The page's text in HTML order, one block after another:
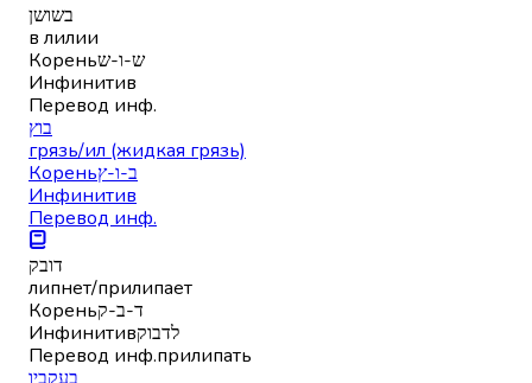
בשושן
в лилии
Кореньש-ו-ש
Инфинитив
Перевод инф.
בוץ
грязь/ил (жидкая грязь)
Кореньב-ו-ץ
Инфинитив
Перевод инф.
דובק
липнет/прилипает
Кореньד-ב-ק
Инфинитивלדבוק
Перевод инф.прилипать